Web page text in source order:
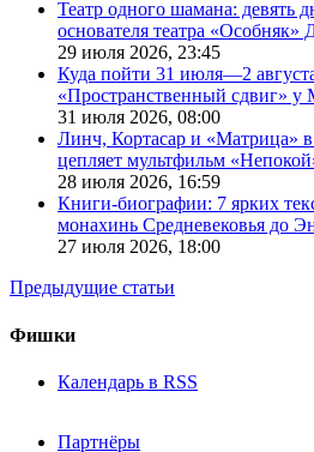
Театр одного шамана: девять
основателя театра «Особняк»
29 июля 2026, 23:45
Куда пойти 31 июля—2
«Пространственный сдвиг»
31 июля 2026, 08:00
Линч, Кортасар и «Матрица»
цепляет мультфильм
28 июля 2026, 16:59
Книги-биографии: 7 ярких
монахинь Средневековья до
27 июля 2026, 18:00
Предыдущие статьи
Фишки
Календарь в RSS
Партнёры